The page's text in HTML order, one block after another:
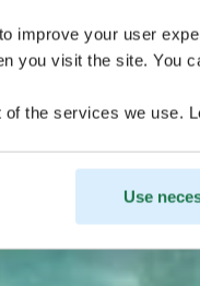
improve your user
you visit the site. You
the services we use.
Use